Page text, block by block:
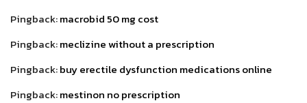
Pingback:macrobid 50 mg cost
Pingback:meclizine without a prescription
Pingback:buy erectile dysfunction medications online
Pingback:mestinon no prescription